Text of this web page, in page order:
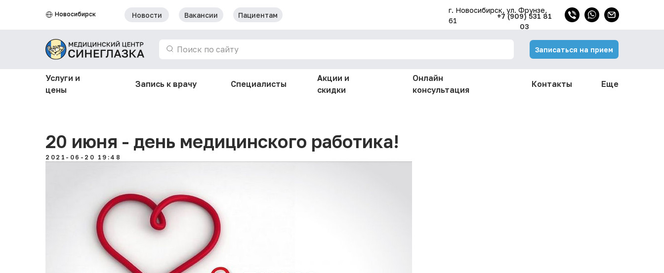
Услуги и
цены
Запись к врачу Специалисты
Акции и
скидки
Контакты Еще
Онлайн
консультация
Записаться на прием
Поиск по сайту
+7 (909) 531 81
03
г. Новосибирск, ул. Фрунзе,
61
Новости Вакансии Пациентам
Новосибирск
20 июня - день медицинского работика!
2021-06-20 19:48